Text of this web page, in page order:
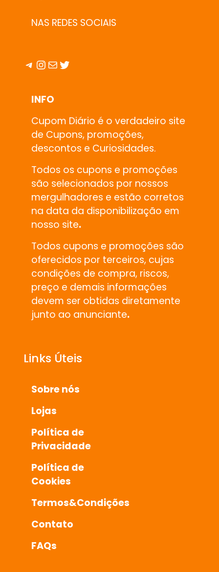
NAS REDES SOCIAIS
Telegram
Instagram
E-mailTwitter
INFO
Cupom Diário é o verdadeiro site
de Cupons, promoções,
descontos e Curiosidades.
Todos os cupons e promoções
são selecionados por nossos
mergulhadores e estão corretos
na data da disponibilização em
nosso site.
Todos cupons e promoções são
oferecidos por terceiros, cujas
condições de compra, riscos,
preço e demais informações
devem ser obtidas diretamente
junto ao anunciante.
Links Úteis
Sobre nós
Lojas
Política de
Privacidade
Política de
Cookies
Termos&Condições
Contato
FAQs